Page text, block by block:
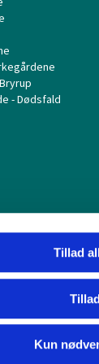
Tillad
Kun
- Dødsfald